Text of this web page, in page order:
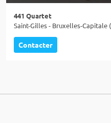
441 Quartet
Contacter